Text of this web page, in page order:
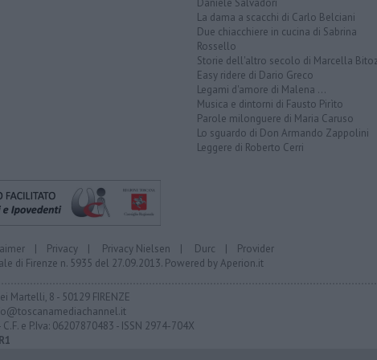
Daniele Salvadori
La dama a scacchi di Carlo Belciani
Due chiacchiere in cucina di Sabrina
Rossello
Storie dell'altro secolo di Marcella
Easy ridere di Dario Greco
Legami d'amore di Malena ...
Musica e dintorni di Fausto Pirìto
Parole milonguere di Maria Caruso
Lo sguardo di Don Armando Zappolini
Leggere di Roberto Cerri
| Privacy | Privacy Nielsen | Durc | Provider
di Firenze n. 5935 del 27.09.2013. Powered byAperion.it
Martelli, 8 - 50129 FIRENZE
e P.Iva: 06207870483 - ISSN 2974-704X